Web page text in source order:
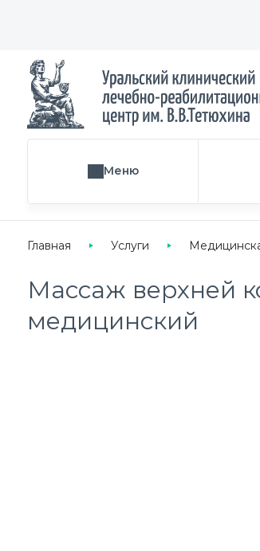
Меню
Главная Услуги
Массаж верхней
медицинский